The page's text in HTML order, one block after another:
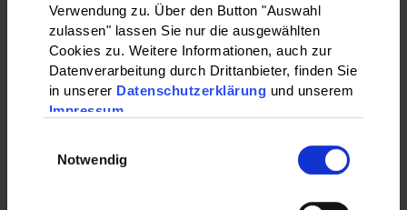
Verwendung zu. Über den Button "Auswahl
zulassen" lassen Sie nur die ausgewählten
Cookies zu. Weitere Informationen, auch zur
Datenverarbeitung durch Drittanbieter, finden Sie
in unserer Datenschutzerklärung und unserem
Impressum
Notwendig
WAS?:
Bitte wählen…
Bitte wählen…